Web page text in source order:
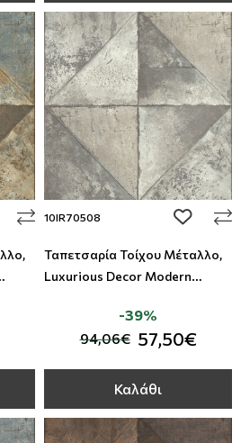
to wishlist
10IR70508 add to
Ταπετσαρία Τοίχου Μέταλλο,
Luxurious Decor Modern
94,06€ 57,50€
-39%
Καλάθι